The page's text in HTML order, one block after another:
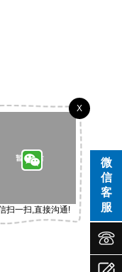
微
信
客
服
X
扫一扫,直接沟通!

